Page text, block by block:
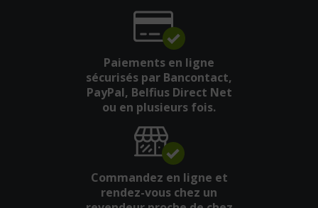
Paiements en ligne
sécurisés par Bancontact,
PayPal, Belfius Direct Net
ou en plusieurs fois.
Commandez en ligne et
rendez-vous chez un